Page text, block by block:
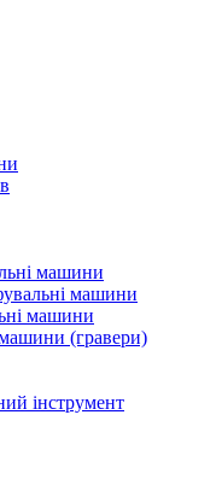
машини
машини
машини
(гравери)
інструмент